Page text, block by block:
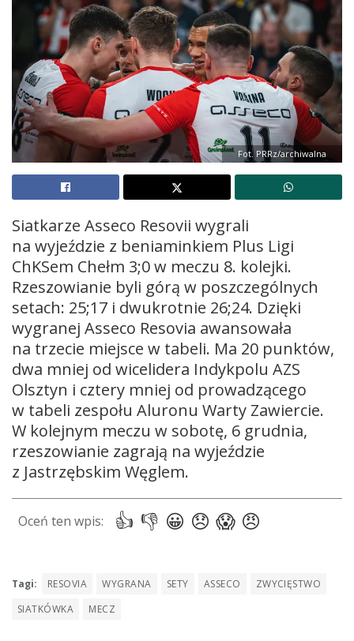
Fot. PRRz/archiwalna
Siatkarze Asseco Resovii wygrali
na wyjeździe z beniaminkiem Plus Ligi
ChKSem Chełm 3;0 w meczu 8. kolejki.
Rzeszowianie byli górą w poszczególnych
setach: 25;17 i dwukrotnie 26;24. Dzięki
wygranej Asseco Resovia awansowała
na trzecie miejsce w tabeli. Ma 20 punktów,
dwa mniej od wicelidera Indykpolu AZS
Olsztyn i cztery mniej od prowadzącego
w tabeli zespołu Aluronu Warty Zawiercie.
W kolejnym meczu w sobotę, 6 grudnia,
rzeszowianie zagrają na wyjeździe
z Jastrzębskim Węglem.
Tagi: RESOVIA WYGRANA SETY ASSECO
ZWYCIĘSTWO
SIATKÓWKA
MECZ